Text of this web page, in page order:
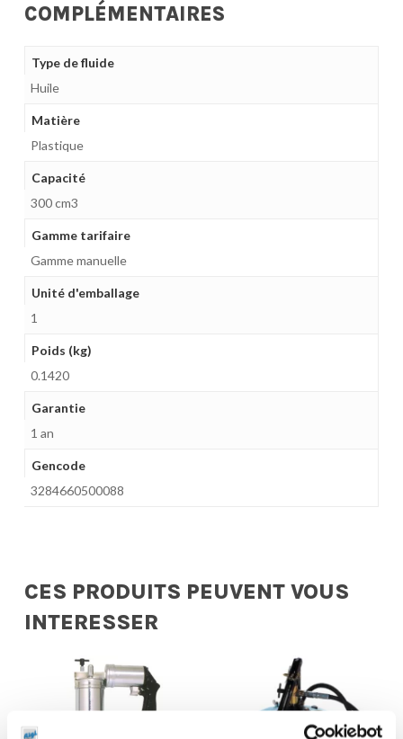
COMPLÉMENTAIRES
Type de fluide
Huile
Matière
Plastique
Capacité
300 cm3
Gamme tarifaire
Gamme manuelle
Unité d'emballage
1
Poids (kg)
0.1420
Garantie
1 an
Gencode
3284660500088
CES PRODUITS PEUVENT VOUS
INTERESSER